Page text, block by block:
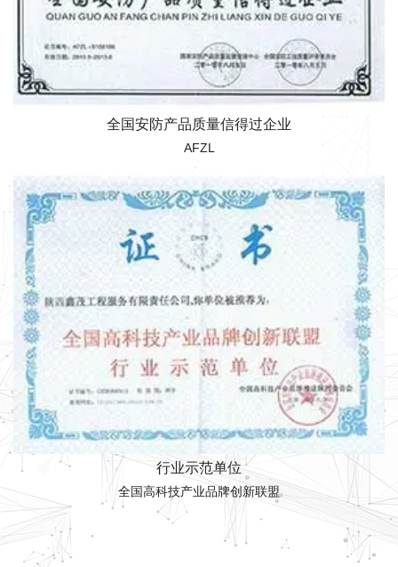
全国安防产品质量信得过企业
AFZL
行业示范单位
全国高科技产业品牌创新联盟